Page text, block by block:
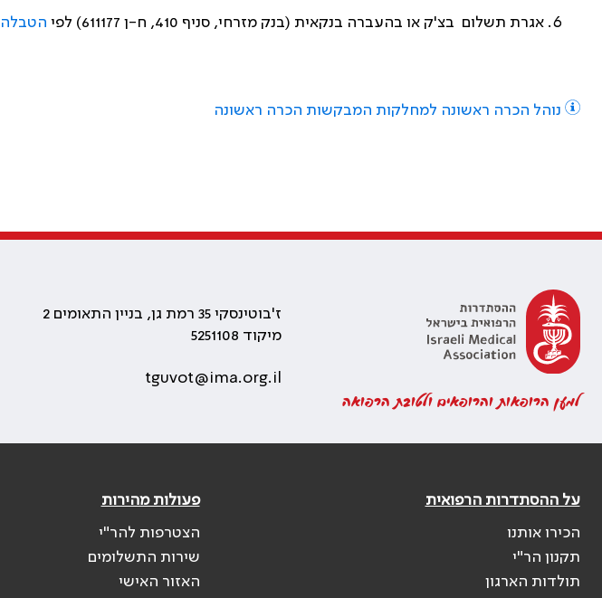
אגרת תשלום בצ'ק או בהעברה בנקאית (בנק מזרחי, סניף 410, ח-ן 611177) לפי
נוהל הכרה ראשונה למחלקות המבקשות הכרה ראשונה
למען הרופאות והרופאים ולטובת הרפואה
ז'בוטינסקי 35 רמת גן, בניין התאומים 2
מיקוד 5251108
tguvot@ima.org.il
על ההסתדרות הרפואית
הכירו אותנו
תקנון הר"י
תולדות הארגון
פעולות מהירות
הצטרפות להר"י
שירות התשלומים
האזור האישי